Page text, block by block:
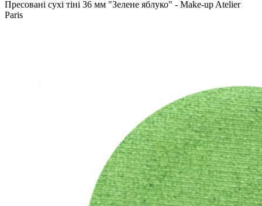
Пресовані сухі тіні 36 мм "Зелене яблуко" - Make-up Atelier
Paris